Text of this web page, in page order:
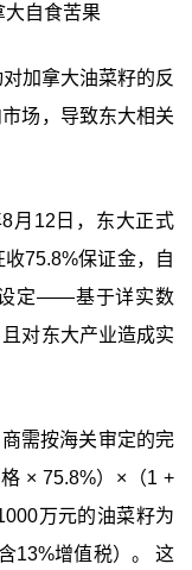
自食苦果
加拿大油菜籽的反
场，导致东大相关
月12日，东大正式
75.8%保证金，自
设定——基于详实数
对东大产业造成实
需按海关审定的完
× 75.8%）×（1 +
万元的油菜籽为
13%增值税）。 这